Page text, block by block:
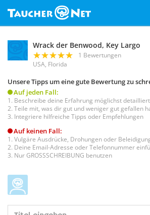
Wrack der Benwood, Key Largo
1 Bewertungen
USA, Florida
Unsere Tipps um eine gute Bewertung zu
Auf jeden Fall:
Beschreibe deine Erfahrung möglichst detailliert
Teile mit, was dir gut und weniger gut gefallen
Integriere hilfreiche Tipps oder Empfehlungen
Auf keinen Fall:
Vulgäre Ausdrücke, Drohungen oder
Deine Email-Adresse oder Telefonnummer
Nur GROSSSCHREIBUNG benutzen